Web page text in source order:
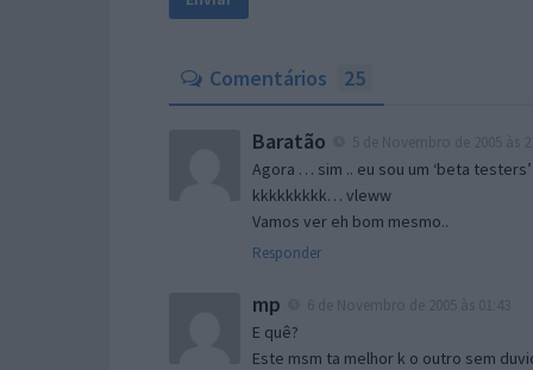
Comentários 25
Baratão
Agora … sim .. eu sou um ‘beta testers’
kkkkkkkkk… vleww
Vamos ver eh bom mesmo..
Responder
mp
E quê?
Este msm ta melhor k o outro sem